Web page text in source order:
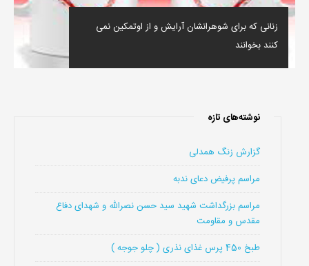
زنانی که برای شوهرانشان آرایش و از اوتمکین نمی
کنند بخوانند
نوشته‌های تازه
گزارش زنگ همدلی
مراسم پرفیض دعای ندبه
مراسم بزرگداشت شهید سید حسن نصرالله و شهدای دفاع
مقدس و مقاومت
طبخ 450 پرس غذای نذری ( چلو جوجه )